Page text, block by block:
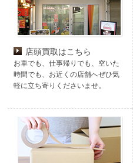
店頭買取はこちら
お車でも、仕事帰りでも、空いた
時間でも、お近くの店舗へぜひ気
軽に立ち寄りくださいませ。